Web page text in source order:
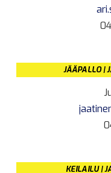
JÄÄPALLO |
KEILAILU |